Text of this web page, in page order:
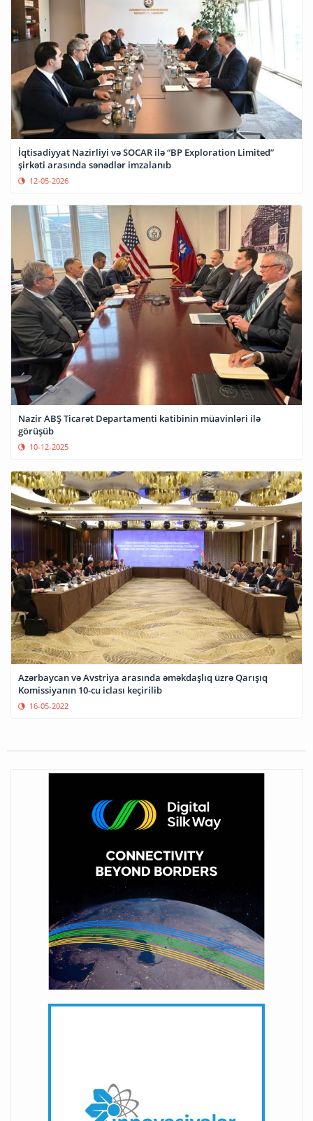
İqtisadiyyat Nazirliyi və SOCAR ilə “BP Exploration Limited”
şirkəti arasında sənədlər imzalanıb
12-05-2026
Nazir ABŞ Ticarət Departamenti katibinin müavinləri ilə
görüşüb
10-12-2025
Azərbaycan və Avstriya arasında əməkdaşlıq üzrə Qarışıq
Komissiyanın 10-cu iclası keçirilib
16-05-2022